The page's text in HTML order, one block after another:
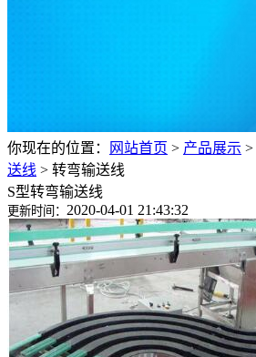
你现在的位置： 网站首页 > 产品展示 >
送线 > 转弯输送线
S型转弯输送线
更新时间： 2020-04-01 21:43:32